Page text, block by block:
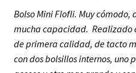
Bolso Mini Flofli. Muy
mucha capacidad. Realizado
de primera calidad, de tacto
con dos bolsillos internos,